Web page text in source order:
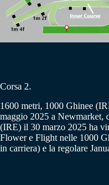
Corsa 2.
1600 metri, 1000 Ghinee
maggio 2025 a Newmarket,
(IRE) il 30 marzo 2025 ha
Flower e Flight nelle 1000
in carriera) e la regolare